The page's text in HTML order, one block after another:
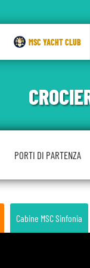
Cabine MSC Sinfonia
MSC YACHT CLUB